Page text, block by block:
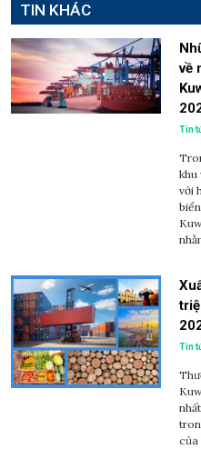
TIN KHÁC
về
Tin
khu
với
Tin
của